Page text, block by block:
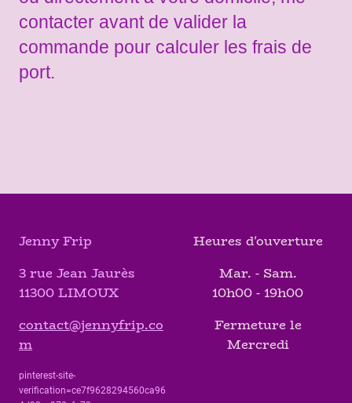
contacter avant de valider la
commande pour calculer les frais de
port.
Jenny Frip
3 rue Jean Jaurès
11300 LIMOUX
contact@jennyfrip.co
m
pinterest-site-
verification=ce7f9628294560ca96
Heures d'ouverture
Mar. - Sam.
10h00 - 19h00
Fermeture le
Mercredi